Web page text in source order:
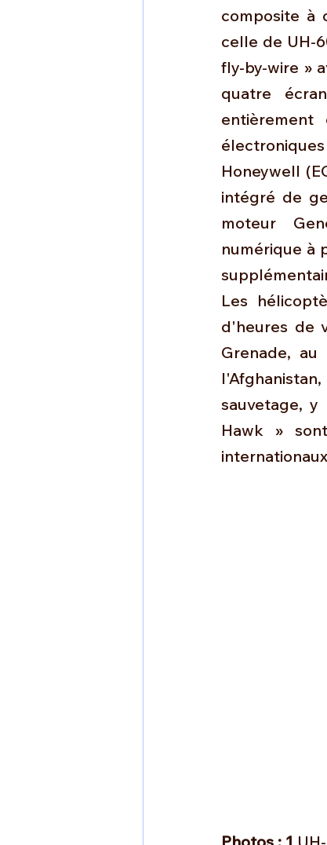
composite à
celle de UH-
fly-by-wire »
quatre
Honeywell
intégré de
moteur
numérique à
Les
d'heures de
Grenade,
sauvetage, y
Hawk »